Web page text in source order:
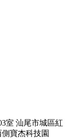
室 汕尾市城區紅
寶杰科技園